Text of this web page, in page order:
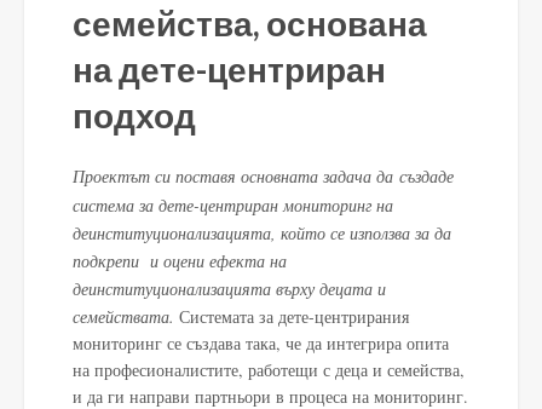
семейства, основана
на дете-центриран
подход
Проектът си поставя основната задача да създаде
система за дете-центриран мониторинг на
деинституционализацията, който се използва за да
подкрепи и оцени ефекта на
деинституционализацията върху децата и
семействата. Системата за дете-центрирания
мониторинг се създава така, че да интегрира опита
на професионалистите, работещи с деца и семейства,
и да ги направи партньори в процеса на мониторинг.